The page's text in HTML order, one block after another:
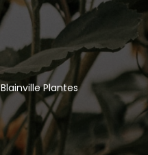
Blainville Plantes